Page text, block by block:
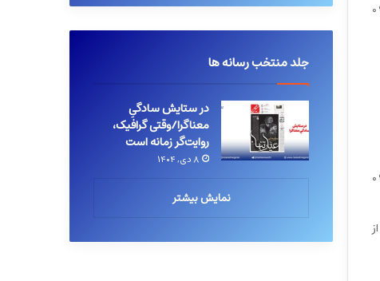
۰
۰
جلد منتخب رسانه ها
در ستایش سادگیِ
معناگرا/وقتی گرافیک،
روایت‌گر زمانه است
۸ دی, ۱۴۰۴
نمایش بیشتر